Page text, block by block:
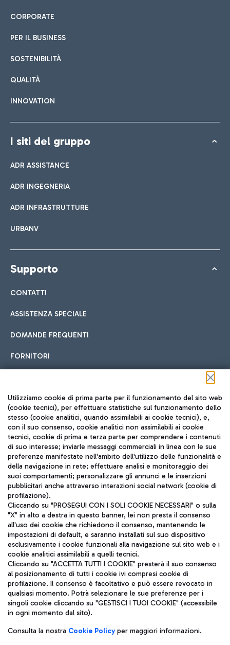
CORPORATE
PER IL BUSINESS
SOSTENIBILITÀ
QUALITÀ
INNOVATION
I siti del gruppo
ADR ASSISTANCE
ADR INGEGNERIA
ADR INFRASTRUTTURE
URBANV
Supporto
CONTATTI
ASSISTENZA SPECIALE
DOMANDE FREQUENTI
FORNITORI
Seguici sui social
TRAVEL JOURNAL
ITA
Aeroporti di Roma S.p.A. - Società soggetta a direzione e
coordinamento di Mundys S.p.A.
Codice fiscale e Registro delle Imprese di Roma 13032990155 P.
IVA 06572251004
Capitale sociale 62.224.743,00 int. vers.
Sede legale: Via Pier Paolo Racchetti 1 - 00054 Fiumicino (RM)
telefono +39 06 65951
Privacy policy
Note legali
Utilizziamo cookie di prima parte per il funzionamento del sito web
(cookie tecnici), per effettuare statistiche sul funzionamento dello
stesso (cookie analitici, quando assimilabili ai cookie tecnici), e,
con il suo consenso, cookie analitici non assimilabili ai cookie
tecnici, cookie di prima e terza parte per comprendere i contenuti
di suo interesse; inviarle messaggi commerciali in linea con le sue
preferenze manifestate nell'ambito dell'utilizzo delle funzionalità e
della navigazione in rete; effettuare analisi e monitoraggio dei
suoi comportamenti; personalizzare gli annunci e le inserzioni
pubblicitari anche attraverso interazioni social network (cookie di
profilazione).
Cliccando su "PROSEGUI CON I SOLI COOKIE NECESSARI" o sulla
"X" in alto a destra in questo banner, lei non presta il consenso
all'uso dei cookie che richiedono il consenso, mantenendo le
impostazioni di default, e saranno installati sul suo dispositivo
esclusivamente i cookie funzionali alla navigazione sul sito web e i
cookie analitici assimilabili a quelli tecnici.
Cliccando su "ACCETTA TUTTI I COOKIE" presterà il suo consenso
al posizionamento di tutti i cookie ivi compresi cookie di
profilazione. Il consenso è facoltativo e può essere revocato in
qualsiasi momento. Potrà selezionare le sue preferenze per i
singoli cookie cliccando su "GESTISCI I TUOI COOKIE" (accessibile
in ogni momento dal sito).
Consulta la nostra Cookie Policyper maggiori informazioni.